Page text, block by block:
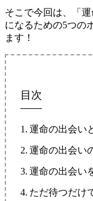
そこで今回は、「
になるための5つの
ます！
目次
運命の出会い
運命の出会い
運命の出会い
ただ待つだけ